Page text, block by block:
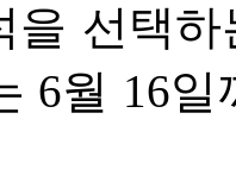
을 선택
6월 16